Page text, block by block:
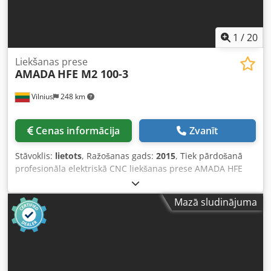
1 /20
Vilnius 248 km
Liekšanas prese
AMADA HFE M2 100-3
Cenas informācija Zvanīt
Stāvoklis: lietots, Ražošanas gads: 2015, Tiek pārdošanā
profesionāla elektriskā CNC liekšanas prese AMADA HFE
M2 100-3. Darbo laikā darbojas ļoti klusi, pateicoties
elektriskajam piedziņai. Ierīce ir pilnībā darba kārtībā, un
to vienmēr ir apkalpojis "Amada" serviss. Iespējams
apskatīt un izmēģināt. Ierīce tiek pārdota bez
instrumentiem. Mēs varam piedāvāt jaunus instrumentus
Mazā sludinājuma